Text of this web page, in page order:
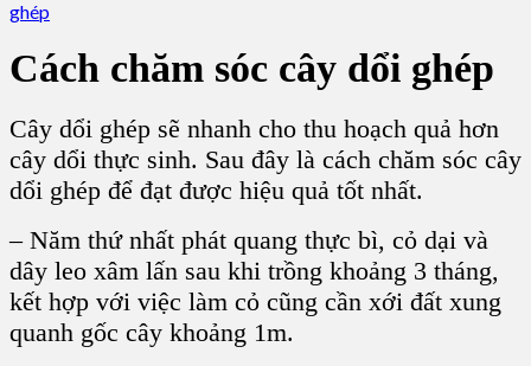
Cách chăm sóc cây dổi ghép
Cây dổi ghép sẽ nhanh cho thu hoạch quả hơn
cây dổi thực sinh. Sau đây là cách chăm sóc cây
dổi ghép để đạt được hiệu quả tốt nhất.
– Năm thứ nhất phát quang thực bì, cỏ dại và
dây leo xâm lấn sau khi trồng khoảng 3 tháng,
kết hợp với việc làm cỏ cũng cần xới đất xung
quanh gốc cây khoảng 1m.